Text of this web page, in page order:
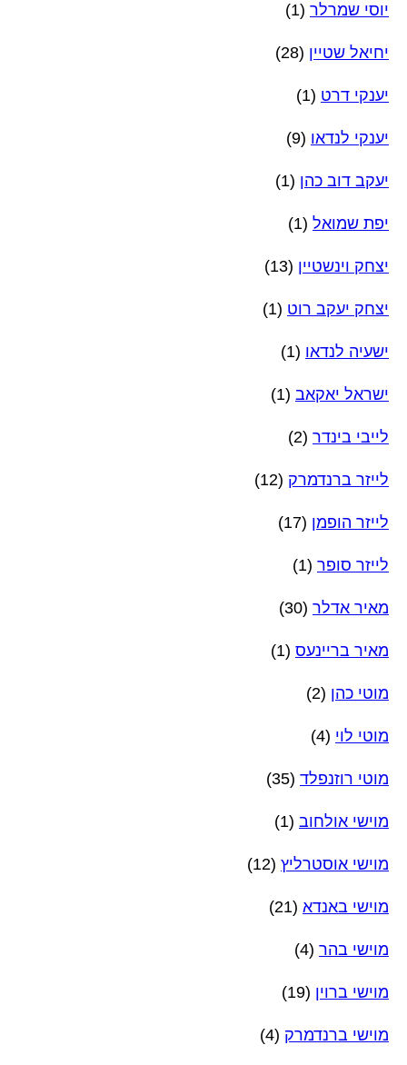
יוסי שמרלר (1)
יחיאל שטיין (28)
יענקי דרט (1)
יענקי לנדאו (9)
יעקב דוב כהן (1)
יפת שמואל (1)
יצחק וינשטיין (13)
יצחק יעקב רוט (1)
ישעיה לנדאו (1)
ישראל יאקאב (1)
לייבי בינדר (2)
לייזר ברנדמרק (12)
לייזר הופמן (17)
לייזר סופר (1)
מאיר אדלר (30)
מאיר בריינעס (1)
מוטי כהן (2)
מוטי לוי (4)
מוטי רוזנפלד (35)
מוישי אולחוב (1)
מוישי אוסטרליץ (12)
מוישי באנדא (21)
מוישי בהר (4)
מוישי ברוין (19)
מוישי ברנדמרק (4)